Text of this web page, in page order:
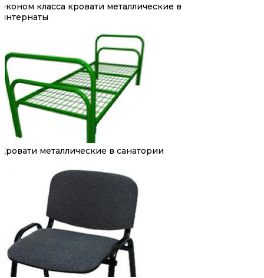
Эконом класса кровати металлические в
интернаты
Кровати металлические в санатории